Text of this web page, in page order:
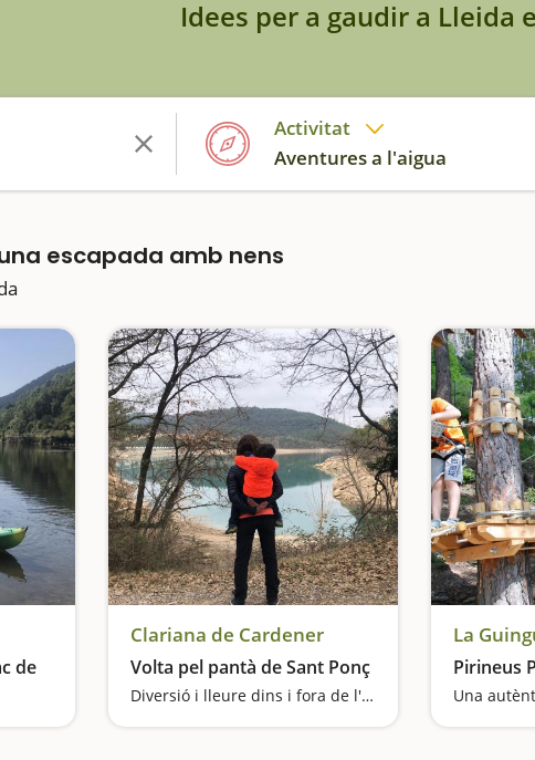
Idees per a gaudir a Lleida
Activitat
Aventures a l'aigua
escapada amb nens
de
Remem en aigües tranquil·les en ple Pirineu
Clariana de Cardener
Volta pel pantà de Sant Ponç
Diversió i lleure dins i fora de l'aigua
La
Pirineus